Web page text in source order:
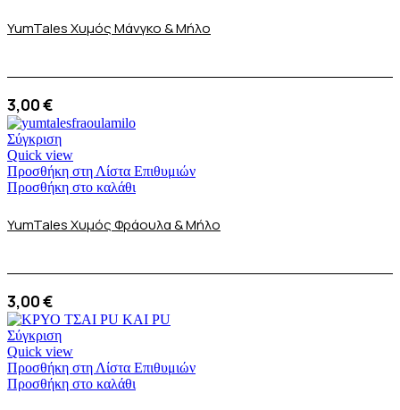
YumTales Χυμός Μάνγκο & Μήλο
3,00€
Σύγκριση
Quick view
Προσθήκη στη Λίστα Επιθυμιών
Προσθήκη στο καλάθι
YumTales Χυμός Φράουλα & Μήλο
3,00€
Σύγκριση
Quick view
Προσθήκη στη Λίστα Επιθυμιών
Προσθήκη στο καλάθι